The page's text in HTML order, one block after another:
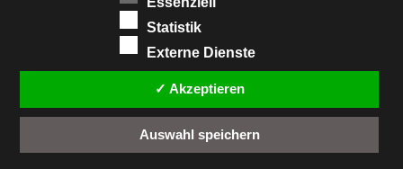
Vorspeisen, Salate & Suppen
Weihnachten Workshops & Events
FACEBOOK PINTEREST EMAIL
Statistik
Externe Dienste
✓ Akzeptieren
Auswahl speichern